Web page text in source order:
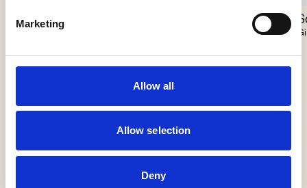
Marketing
Allow all
Allow selection
Deny
Nokori Chandelier
Giopato & Coombes
Scarabei Chandelier